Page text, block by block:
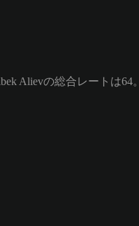
Alievの総合レートは64。